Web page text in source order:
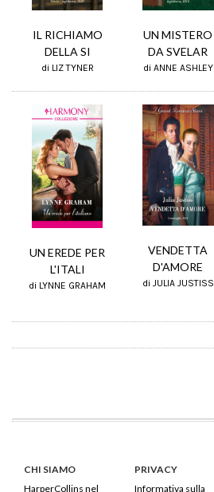
IL RICHIAMO
DELLA SI
di LIZ TYNER
UN MISTERO
DA SVELAR
di ANNE ASHLEY
UN EREDE PER
L'ITALI
di LYNNE GRAHAM
VENDETTA
D'AMORE
di JULIA JUSTISS
CHI SIAMO
HarperCollins nel
PRIVACY
Informativa sulla